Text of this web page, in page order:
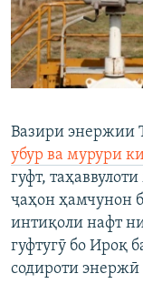
Вазири энержии
убур ва мурури
гуфт,
ҷаҳон ҳамчунон
интиқоли нафт
гуфтугӯ бо Ироқ
содироти энержӣ